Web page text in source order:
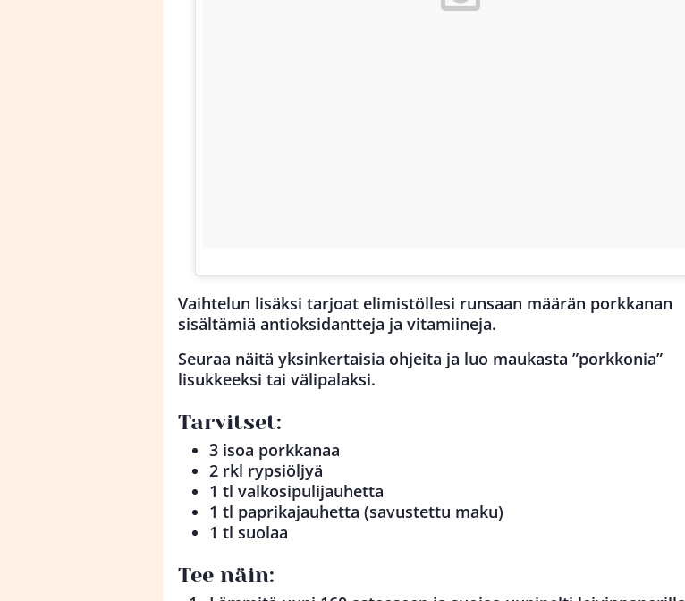
Vaihtelun lisäksi tarjoat elimistöllesi runsaan määrän porkkanan
sisältämiä antioksidantteja ja vitamiineja.
Seuraa näitä yksinkertaisia ohjeita ja luo maukasta ”porkkonia”
lisukkeeksi tai välipalaksi.
Tarvitset:
3 isoa porkkanaa
2 rkl rypsiöljyä
1 tl valkosipulijauhetta
1 tl paprikajauhetta (savustettu maku)
1 tl suolaa
Tee näin: